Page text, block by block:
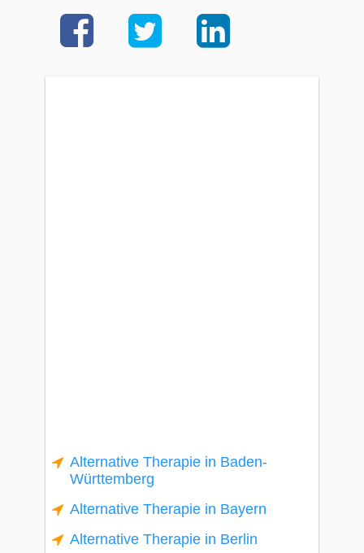
Alternative Therapie in Baden-
Württemberg
Alternative Therapie in Bayern
Alternative Therapie in Berlin